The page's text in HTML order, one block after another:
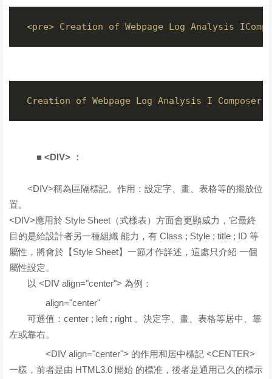
<pre> Creation of Webpage Log Analysis
Creation of Webpage Log Analysis I Composer
■ <DIV> ：
<DIV>稱為區隔標記。作用：設定字、畫、表格等的擺放位
置。
<DIV>應用於 Style Sheet（式樣表）方面會更顯威力，它最終
目的是給設計者另一種組織 能力，有 Class ; Style ; title ; ID 等
屬性，將會於【Style Sheet】一節才作詳述，這處只介紹 一個
屬性設定。
以 <DIV align="center"> 為例：
align="center"
可選值：center ; left ; right 。決定字、畫、表格等居中、靠
左或靠右。
<DIV align="center"> 的作用和居中標記 <CENTER>
一樣，前者是由 HTML3.0 開始 的標准，後者是通用己久的標示